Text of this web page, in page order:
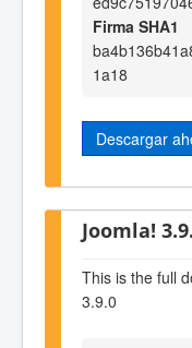
Firma SHA1
1a18
Descargar
Joomla!
This is the full
3.9.0